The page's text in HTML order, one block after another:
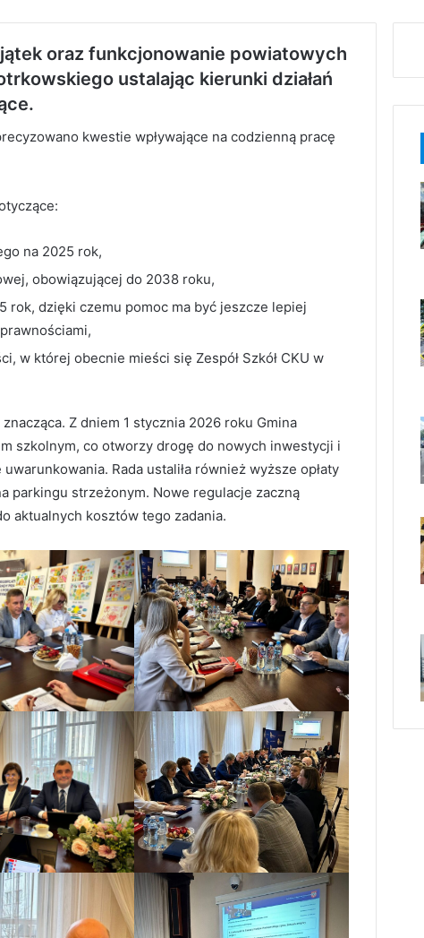
oraz funkcjonowanie powiatowych
ustalając kierunki działań
kwestie wpływające na codzienną pracę
na 2025 rok,
obowiązującej do 2038 roku,
rok, dzięki czemu pomoc ma być jeszcze lepiej
w której obecnie mieści się Zespół Szkół CKU w
Z dniem 1 stycznia 2026 roku Gmina
szkolnym, co otworzy drogę do nowych inwestycji i
Rada ustaliła również wyższe opłaty
parkingu strzeżonym. Nowe regulacje zaczną
aktualnych kosztów tego zadania.